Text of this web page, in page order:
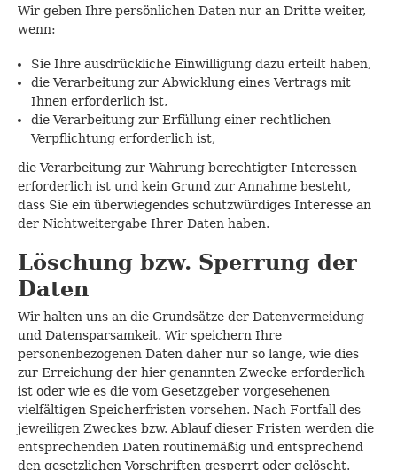
Wir geben Ihre persönlichen Daten nur an Dritte weiter,
wenn:
Sie Ihre ausdrückliche Einwilligung dazu erteilt haben,
die Verarbeitung zur Abwicklung eines Vertrags mit
Ihnen erforderlich ist,
die Verarbeitung zur Erfüllung einer rechtlichen
Verpflichtung erforderlich ist,
die Verarbeitung zur Wahrung berechtigter Interessen
erforderlich ist und kein Grund zur Annahme besteht,
dass Sie ein überwiegendes schutzwürdiges Interesse an
der Nichtweitergabe Ihrer Daten haben.
Löschung bzw. Sperrung der
Daten
Wir halten uns an die Grundsätze der Datenvermeidung
und Datensparsamkeit. Wir speichern Ihre
personenbezogenen Daten daher nur so lange, wie dies
zur Erreichung der hier genannten Zwecke erforderlich
ist oder wie es die vom Gesetzgeber vorgesehenen
vielfältigen Speicherfristen vorsehen. Nach Fortfall des
jeweiligen Zweckes bzw. Ablauf dieser Fristen werden die
entsprechenden Daten routinemäßig und entsprechend
den gesetzlichen Vorschriften gesperrt oder gelöscht.